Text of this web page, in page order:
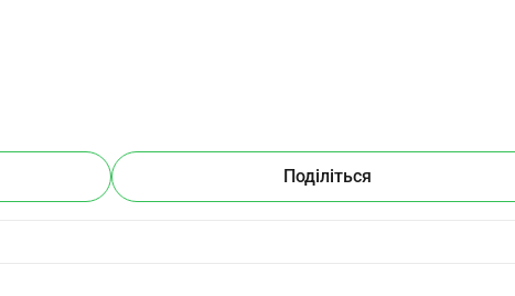
Поділіться